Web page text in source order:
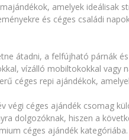
amelyek ideálisak
és céges családi
átadni, a felfújható párnák
vízálló mobiltokokkal vagy
céges repi ajándékok,
céges ajándék csomag
dolgozóknak, hiszen a
céges ajándék kategóriába.